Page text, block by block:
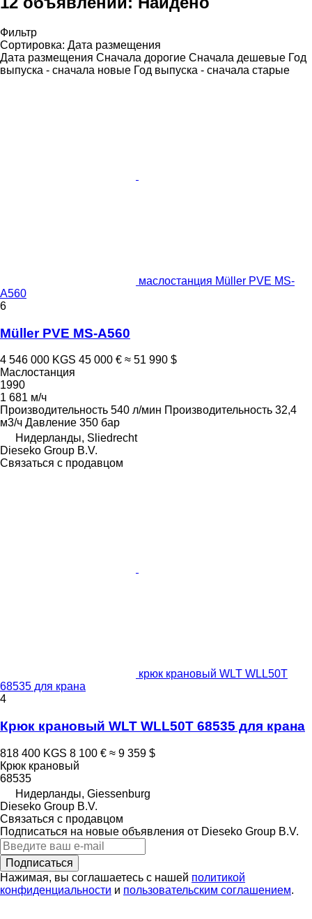
Фильтр
Сортировка: Дата размещения
Дата размещения Сначала дорогие Сначала дешевые Год
выпуска - сначала новые Год выпуска - сначала старые
маслостанция Müller PVE MS-
A560
6
Müller PVE MS-A560
4 546 000 KGS 45 000 € ≈ 51 990 $
Маслостанция
1990
1 681 м/ч
Производительность 540 л/мин Производительность 32,4
м3/ч Давление 350 бар
Нидерланды, Sliedrecht
Dieseko Group B.V.
Связаться с продавцом
крюк крановый WLT WLL50T
68535 для крана
4
Крюк крановый WLT WLL50T 68535 для крана
818 400 KGS 8 100 € ≈ 9 359 $
Крюк крановый
68535
Нидерланды, Giessenburg
Dieseko Group B.V.
Связаться с продавцом
Подписаться на новые объявления от Dieseko Group B.V.
Подписаться
Нажимая, вы соглашаетесь с нашей политикой
конфиденциальности и пользовательским соглашением.